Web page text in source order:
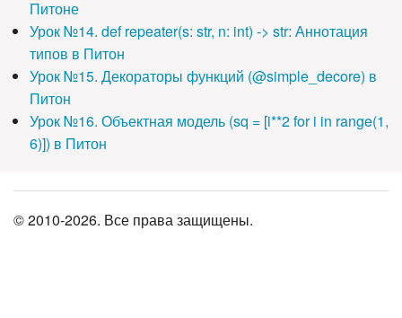
Питоне
Урок №14. def repeater(s: str, n: int) -> str: Аннотация
типов в Питон
Урок №15. Декораторы функций (@simple_decore) в
Питон
Урок №16. Объектная модель (sq = [i**2 for i in range(1,
6)]) в Питон
© 2010-2026. Все права защищены.